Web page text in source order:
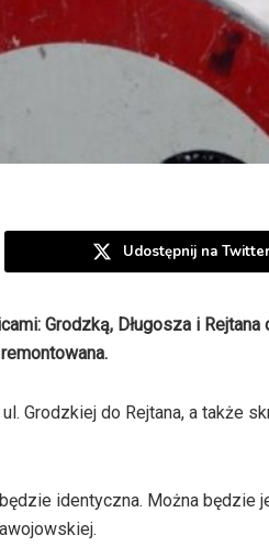
Udostępnij na Twitter
Grodzką, Długosza i
Grodzkiej do Rejtana, a także
identyczna. Można